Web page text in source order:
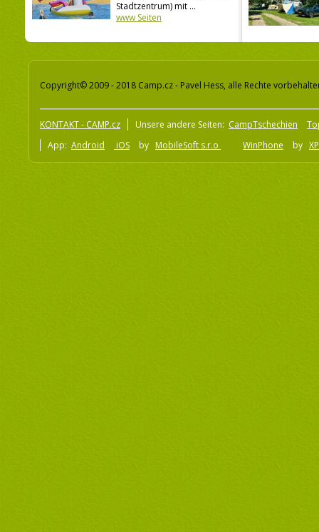
Stadtzentrum) mit ...
www Seiten
Copyright© 2009 - 2018 Camp.cz - Pavel Hess, alle Rechte
KONTAKT - CAMP.cz Unsere andere Seiten: CampTschechien
App: Android iOS by MobileSoft s.r.o WinPhone by